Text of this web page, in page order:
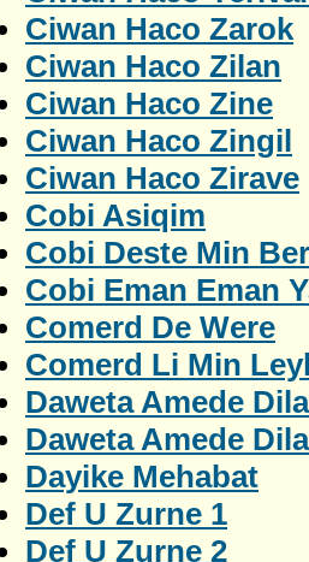
Ciwan Haco Zarok
Ciwan Haco Zilan
Ciwan Haco Zine
Ciwan Haco Zingil
Ciwan Haco Zirave
Cobi Asiqim
Cobi Deste Min
Cobi Eman Eman
Comerd De Were
Comerd Li Min
Daweta Amede
Daweta Amede
Dayike Mehabat
Def U Zurne 1
Def U Zurne 2